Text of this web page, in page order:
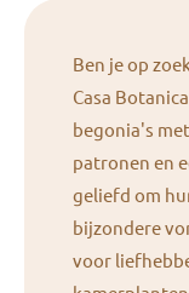
Ben je op
Casa
begonia's
patronen en
geliefd om
bijzondere
voor